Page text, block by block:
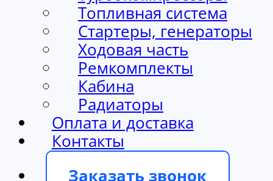
Топливная система
Стартеры, генераторы
Ходовая часть
Ремкомплекты
Кабина
Радиаторы
Оплата и доставка
Контакты
Заказать звонок